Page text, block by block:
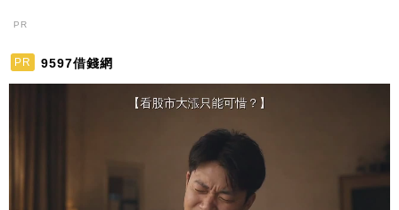
PR
PR 9597借錢網